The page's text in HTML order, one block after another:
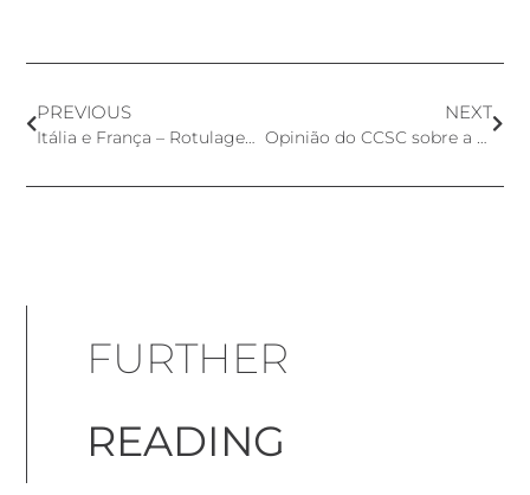
PREVIOUS
Itália e França – Rotulagem Ambiental de Produtos Cosméticos
NEXT
Opinião do CCSC sobre a segurança do Triclocarban e Triclosan
FURTHER
READING